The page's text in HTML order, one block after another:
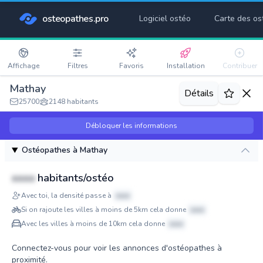
osteopathes.pro Logiciel ostéo Carte des
Affichage Filtres Favoris Installation Contribuer
Mathay
25700 2148 habitants
Détails
Débloquer les informations
Ostéopathes à Mathay
xxxx habitants/ostéo
Avec toi, la densité passe à
xxxx
Si on rajoute les villes à moins de 5km cela donne
xxxx
Avec les villes à moins de 10km cela donne
xxxx
Connectez-vous pour voir les annonces d'ostéopathes à
proximité.